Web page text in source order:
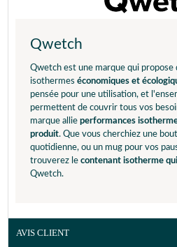
Qwetch
Qwetch est une marque qui propose
isothermes économiques et
pensée pour une utilisation, et
permettent de couvrir tous vos
marque allie performances
produit. Que vous cherchiez une
quotidienne, ou un mug pour vos
trouverez le contenant isotherme
Qwetch.
AVIS CLIENT